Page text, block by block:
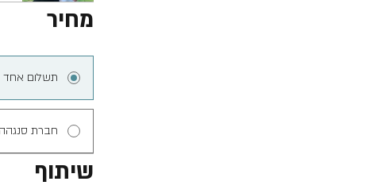
מחיר
תשלום אחד
חברת סנגהה
שיתוף